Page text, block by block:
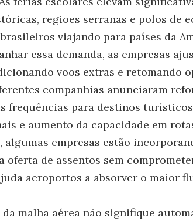
regiões serranas e polos de
viajando para países da
essa demanda, as empresas
voos extras e retomando
companhias anunciaram
frequências para destinos
e aumento da capacidade em
algumas empresas estão
de assentos sem
aeroportos a absorver o maior
malha aérea não signifique